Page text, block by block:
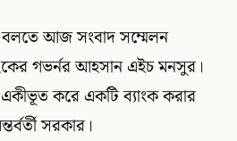
আজ সংবাদ সম্মেলন
গভর্নর আহসান এইচ মনসুর।
করে একটি ব্যাংক করার
সরকার।